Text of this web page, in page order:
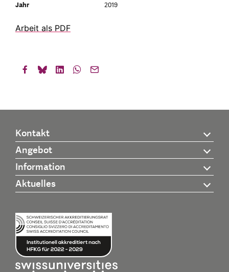
Jahr
2019
Arbeit als PDF
Kontakt
Angebot
Information
Aktuelles